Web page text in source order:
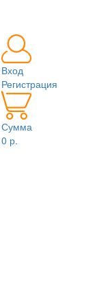
Вход
Регистрация
Сумма
0 р.